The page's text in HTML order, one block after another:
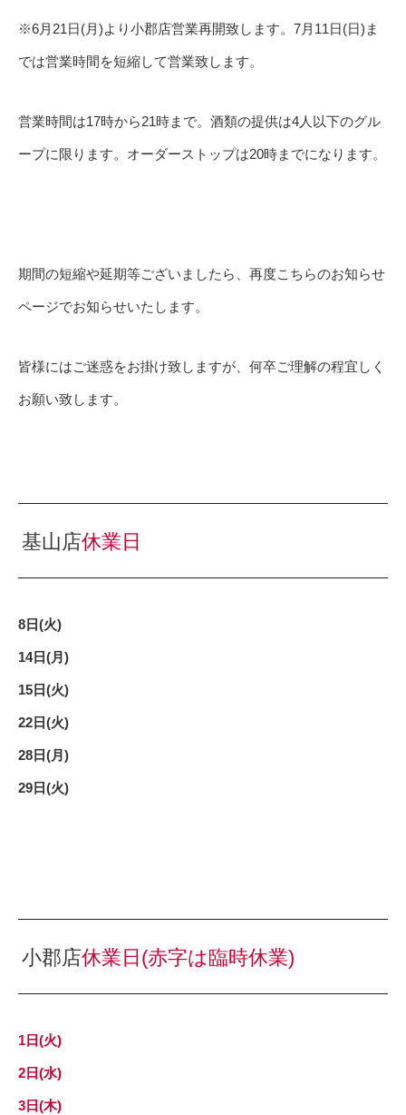
※6月21日(月)より小郡店営業再開致します。7月11日(日)ま
では営業時間を短縮して営業致します。
営業時間は17時から21時まで。酒類の提供は4人以下のグル
ープに限ります。オーダーストップは20時までになります。
期間の短縮や延期等ございましたら、再度こちらのお知らせ
ページでお知らせいたします。
皆様にはご迷惑をお掛け致しますが、何卒ご理解の程宜しく
お願い致します。
基山店休業日
8日(火)
14日(月)
15日(火)
22 日(火)
28 日(月)
29 日(火)
小郡店休業日 (赤字は臨時休業)
1日(火)
2日(水)
3日(木)